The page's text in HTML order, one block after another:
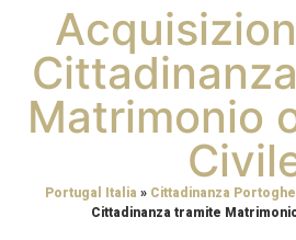
Matrimonio
Portugal Italia » Cittadinanza
Cittadinanza tramite